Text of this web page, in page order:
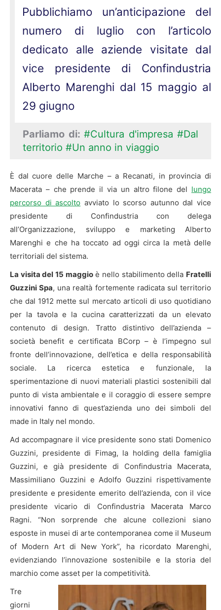
Pubblichiamo un’anticipazione del
numero di luglio con l’articolo
dedicato alle aziende visitate dal
vice presidente di Confindustria
Alberto Marenghi dal 15 maggio al
29 giugno
Parliamo di: #Cultura d'impresa #Dal
territorio #Un anno in viaggio
È dal cuore delle Marche – a Recanati, in provincia di
Macerata – che prende il via un altro filone del lungo
percorso di ascolto avviato lo scorso autunno dal vice
presidente di Confindustria con delega
all’Organizzazione, sviluppo e marketing Alberto
Marenghi e che ha toccato ad oggi circa la metà delle
territoriali del sistema.
La visita del 15 maggioè nello stabilimento della Fratelli
Guzzini Spa, una realtà fortemente radicata sul territorio
che dal 1912 mette sul mercato articoli di uso quotidiano
per la tavola e la cucina caratterizzati da un elevato
contenuto di design. Tratto distintivo dell’azienda –
società benefit e certificata BCorp – è l’impegno sul
fronte dell’innovazione, dell’etica e della responsabilità
sociale. La ricerca estetica e funzionale, la
sperimentazione di nuovi materiali plastici sostenibili dal
punto di vista ambientale e il coraggio di essere sempre
innovativi fanno di quest’azienda uno dei simboli del
made in Italy nel mondo.
Ad accompagnare il vice presidente sono stati Domenico
Guzzini, presidente di Fimag, la holding della famiglia
Guzzini, e già presidente di Confindustria Macerata,
Massimiliano Guzzini e Adolfo Guzzini rispettivamente
presidente e presidente emerito dell’azienda, con il vice
presidente vicario di Confindustria Macerata Marco
Ragni. “Non sorprende che alcune collezioni siano
esposte in musei di arte contemporanea come il Museum
of Modern Art di New York”, ha ricordato Marenghi,
evidenziando l’innovazione sostenibile e la storia del
marchio come asset per la competitività.
Tre
giorni